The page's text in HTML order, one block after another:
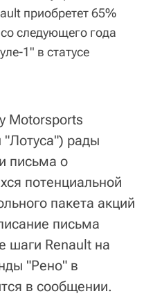
приобретет 65%
следующего года
1" в статусе
Motorsports
рады
письма о
потенциальной
пакета акций
письма
шаги Renault на
"Рено" в
в сообщении.